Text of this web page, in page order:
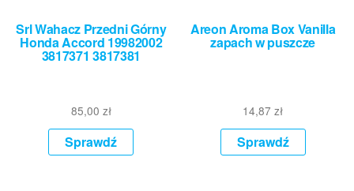
Srl Wahacz Przedni Górny
Honda Accord 19982002
3817371 3817381
85,00 zł
Sprawdź
Areon Aroma Box Vanilla
zapach w puszcze
14,87zł
Sprawdź